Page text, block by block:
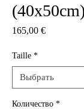
165,00 €Цена
Taille *
Количество *